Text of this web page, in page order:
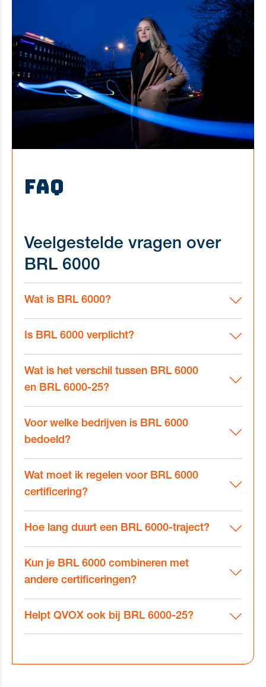
FAQ
Veelgestelde vragen over
BRL 6000
Wat is BRL 6000?
Is BRL 6000 verplicht?
Wat is het verschil tussen BRL 6000
en BRL 6000-25?
Voor welke bedrijven is BRL 6000
bedoeld?
Wat moet ik regelen voor BRL 6000
certificering?
Hoe lang duurt een BRL 6000-traject?
Kun je BRL 6000 combineren met
andere certificeringen?
Helpt QVOX ook bij BRL 6000-25?